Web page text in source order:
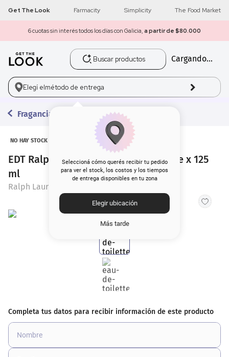
Get The Look Farmacity Simplicity The Food Market
6 cuotas sin interés todos los días con Galicia, a partir de $80.000
Buscar productos
Cargando...
Elegí elmétodo de entrega
Seleccioná cómo querés recibir tu pedido
para ver el stock, los costos y los tiempos
de entrega disponibles en tu zona
Elegir ubicación
Más tarde
Fragancias
NO HAY STOCK
EDT Ralph Lauren Polo Blue Ultrablue x 125
ml
Ralph Lauren
1 get the look
2 máscara pestañas
3.
5. corrector
rubor